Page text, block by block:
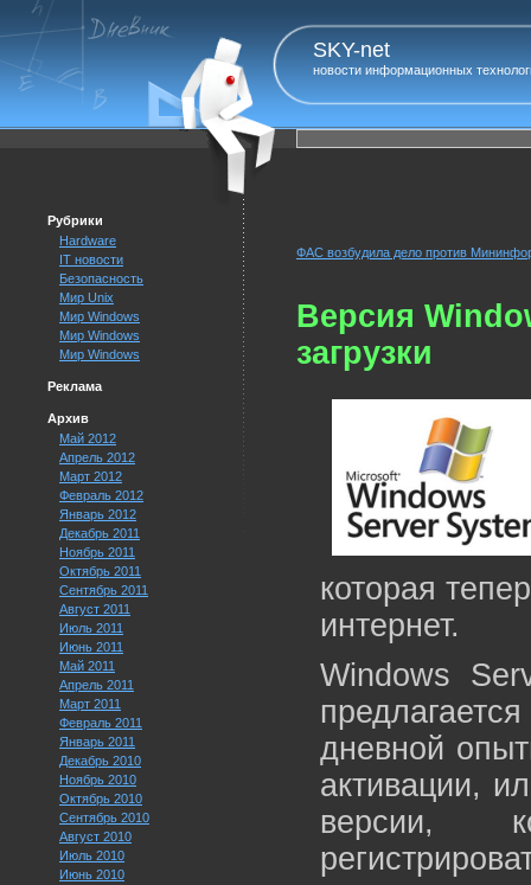
SKY-net
новости информационных
Рубрики
Hardware
IT новости
Безопасность
Мир Unix
Мир Windows
Мир Windows
Мир Windows
Реклама
Архив
Май 2012
Апрель 2012
Март 2012
Февраль 2012
Январь 2012
Декабрь 2011
Ноябрь 2011
Октябрь 2011
Сентябрь 2011
Август 2011
Июль 2011
Июнь 2011
Май 2011
Апрель 2011
Март 2011
Февраль 2011
Январь 2011
Декабрь 2010
Ноябрь 2010
Октябрь 2010
Сентябрь 2010
Август 2010
Июль 2010
Июнь 2010
ФАС возбудила дело против
Версия
загрузки
которая
интернет.
Windows
дневной
активации,
версии,